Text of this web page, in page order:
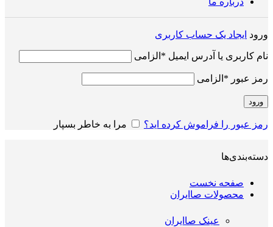
ورود ایجاد یک حساب کاربری
نام کاربری یا آدرس ایمیل * الزامی
رمز عبور * الزامی
ورود
رمز عبور را فراموش کرده اید؟ مرا به خاطر بسپار
دسته‌بندی‌ها
صفحه نخست
محصولات صاایران
عینک صاایران